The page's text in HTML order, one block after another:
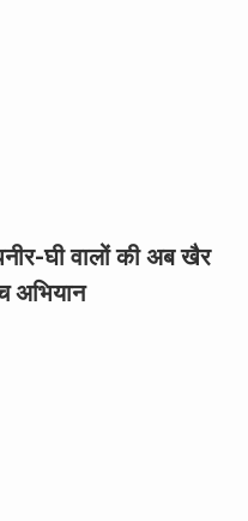
घी वालों की अब खैर
अभियान